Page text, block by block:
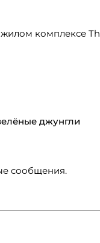
жилом комплексе
джунгли
сообщения.